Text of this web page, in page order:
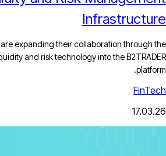
FXCubic and B2BROKER are expanding
integration of FXCubic’s liquidity and risk